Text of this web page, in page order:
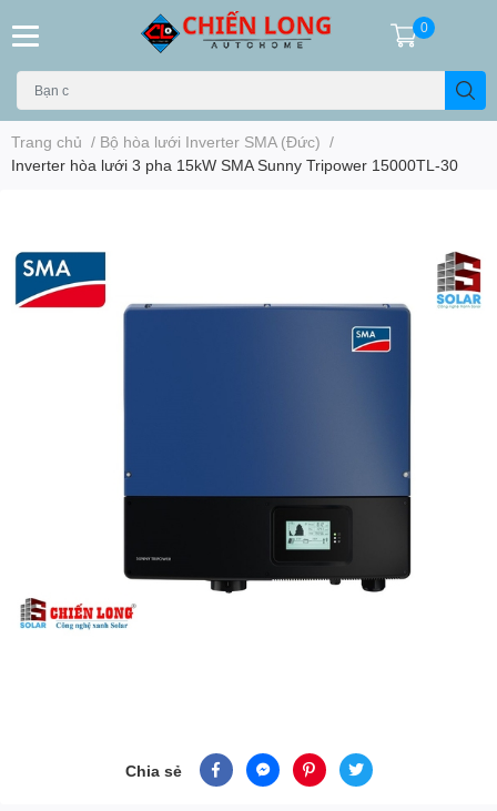
0
Trang chủ / Bộ hòa lưới Inverter SMA (Đức) /
Inverter hòa lưới 3 pha 15kW SMA Sunny Tripower 15000TL-30
Chia sẻ